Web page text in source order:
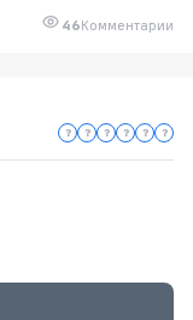
46Комментарии